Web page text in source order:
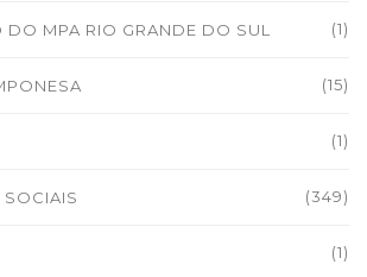
MPA RIO GRANDE DO SUL (1)
(15)
(1)
(349)
(1)